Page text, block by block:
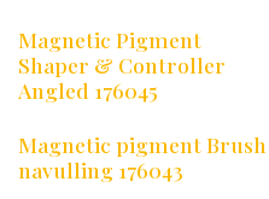
Magnetic Pigment
Shaper & Controller
Angled 176045
Magnetic pigment Brush
navulling 176043